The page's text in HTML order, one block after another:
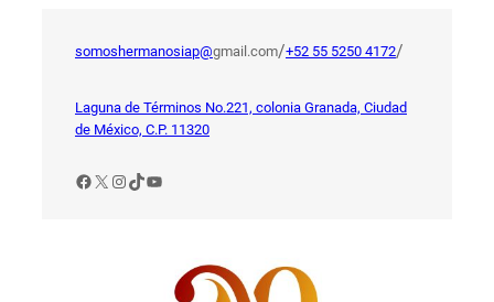
somoshermanosiap@gmail.com/+52 55 5250 4172/
Laguna de Términos No.221, colonia Granada, Ciudad
de México, C.P. 11320
Facebook
X Instagram
TikTok
YouTube